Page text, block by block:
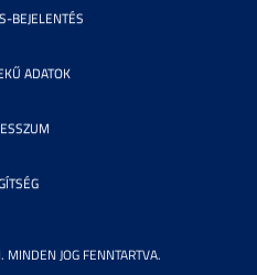
JOG FENNTARTVA.
BEJELENTÉS
ADATOK